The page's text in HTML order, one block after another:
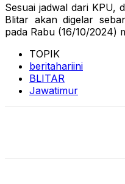
Sesuai jadwal dari KPU,
Blitar akan digelar
pada Rabu (16/10/2024)
TOPIK
beritahariini
BLITAR
Jawatimur